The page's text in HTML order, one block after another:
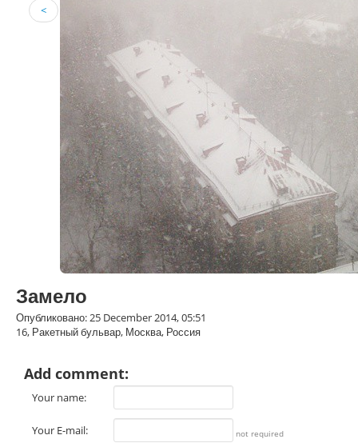
<
Замело
Опубликовано: 25 December 2014, 05:51
16, Ракетный бульвар, Москва, Россия
Add comment:
Your name:
Your E-mail: not required